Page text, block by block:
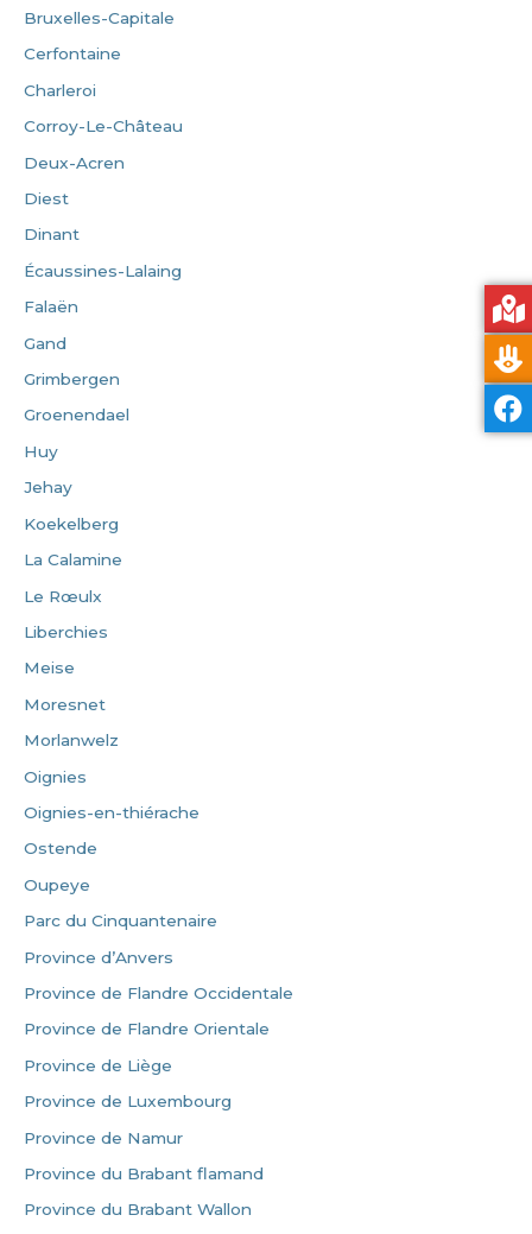
Bruxelles-Capitale
Cerfontaine
Charleroi
Corroy-Le-Château
Deux-Acren
Diest
Dinant
Écaussines-Lalaing
Falaën
Gand
Grimbergen
Groenendael
Huy
Jehay
Koekelberg
La Calamine
Le Rœulx
Liberchies
Meise
Moresnet
Morlanwelz
Oignies
Oignies-en-thiérache
Ostende
Oupeye
Parc du Cinquantenaire
Province d’Anvers
Province de Flandre Occidentale
Province de Flandre Orientale
Province de Liège
Province de Luxembourg
Province de Namur
Province du Brabant flamand
Province du Brabant Wallon